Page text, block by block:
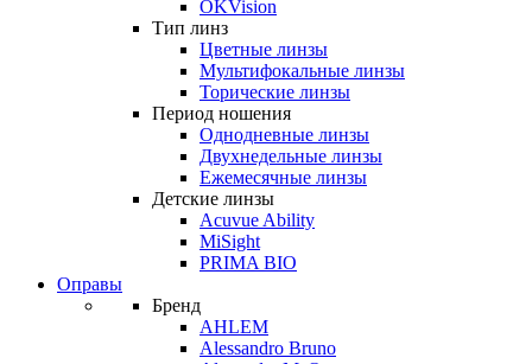
OKVision
Тип линз
Цветные линзы
Мультифокальные линзы
Торические линзы
Период ношения
Однодневные линзы
Двухнедельные линзы
Ежемесячные линзы
Детские линзы
Acuvue Ability
MiSight
PRIMA BIO
Оправы
Бренд
AHLEM
Alessandro Bruno